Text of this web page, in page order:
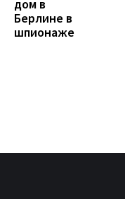
дом в
Берлине в
шпионаже